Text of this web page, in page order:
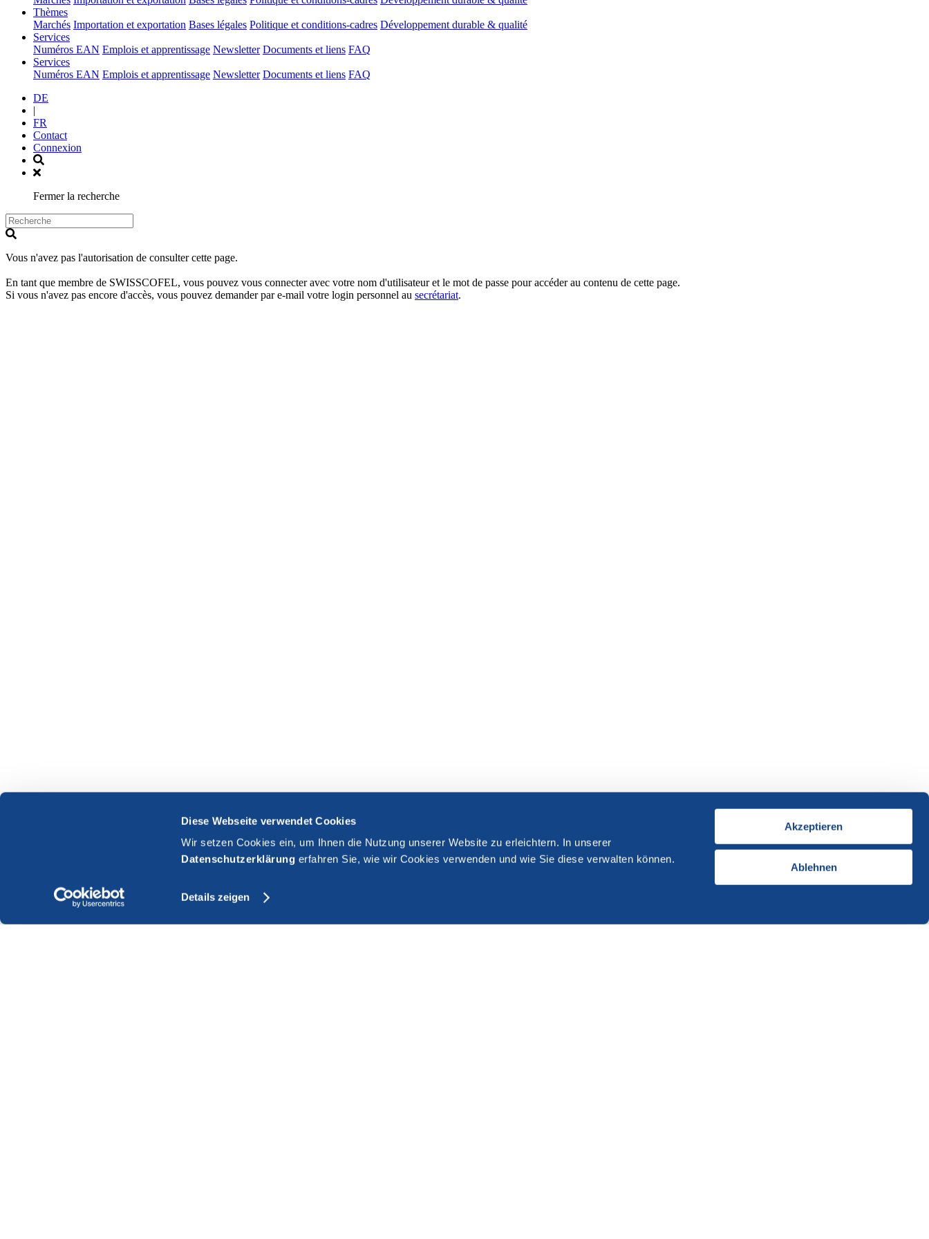
Diese Webseite verwendet Cookies
Wir setzen Cookies ein, um Ihnen die Nutzung unserer Website zu erleichtern. In unserer
Datenschutzerklärung erfahren Sie, wie wir Cookies verwenden und wie Sie diese verwalten können.
Details zeigen
Akzeptieren
Ablehnen
Thèmes(current)
Marchés Importation et exportation Bases légales Politique et conditions-cadres Développement durable & qualité
Services(current)
Numéros EAN Emplois et apprentissage Newsletter Documents et liens FAQ
Services(current)
Numéros EAN Emplois et apprentissage Newsletter Documents et liens FAQ
DE
|
FR
Contact
Connexion
Fermer la recherche
Vous n'avez pas l'autorisation de consulter cette page.
En tant que membre de SWISSCOFEL, vous pouvez vous connecter avec votre nom d'utilisateur et le mot de passe pour accéder au contenu de cette page.
Si vous n'avez pas encore d'accès, vous pouvez demander par e-mail votre login personnel au secrétariat.